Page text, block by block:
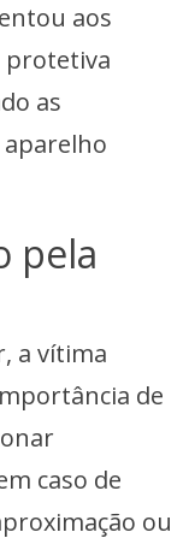
aos
protetiva
as
pela
a vítima
de
caso de
ou